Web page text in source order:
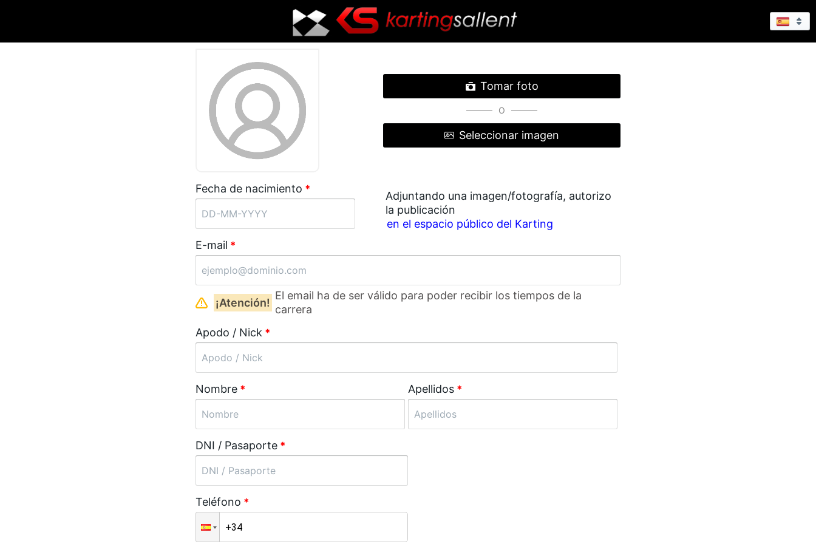
Tomar foto
O
Seleccionar imagen
Fecha de nacimiento *
Adjuntando una imagen/fotografía, autorizo
la publicación
en el espacio público del Karting
E-mail *
¡Atención!
El email ha de ser válido para poder recibir los tiempos de la
carrera
Apodo / Nick *
Nombre * Apellidos *
DNI / Pasaporte *
Teléfono *